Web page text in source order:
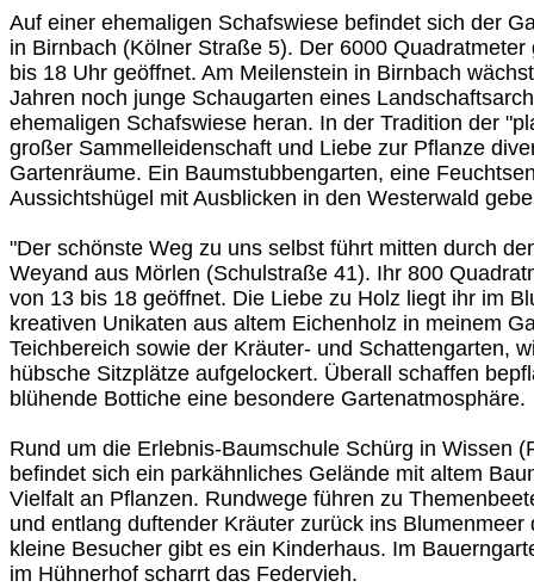
Auf einer ehemaligen Schafswiese befindet sich der
in Birnbach (Kölner Straße 5). Der 6000
bis 18 Uhr geöffnet. Am Meilenstein in Birnbach
Jahren noch junge Schaugarten eines
ehemaligen Schafswiese heran. In der Tradition der
großer Sammelleidenschaft und Liebe zur Pflanze
Gartenräume. Ein Baumstubbengarten, eine
Aussichtshügel mit Ausblicken in den Westerwald
"Der schönste Weg zu uns selbst führt mitten durch
Weyand aus Mörlen (Schulstraße 41). Ihr 800
von 13 bis 18 geöffnet. Die Liebe zu Holz liegt ihr im
kreativen Unikaten aus altem Eichenholz in meinem
Teichbereich sowie der Kräuter- und Schattengarten,
hübsche Sitzplätze aufgelockert. Überall schaffen
blühende Bottiche eine besondere Gartenatmosphäre.
Rund um die Erlebnis-Baumschule Schürg in Wissen
befindet sich ein parkähnliches Gelände mit altem
Vielfalt an Pflanzen. Rundwege führen zu
und entlang duftender Kräuter zurück ins
kleine Besucher gibt es ein Kinderhaus. Im
im Hühnerhof scharrt das Federvieh.